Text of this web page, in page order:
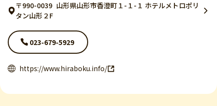
〒990-0039 山形県山形市香澄町１-１-１ ホテルメトロポリ
タン山形２F
023-679-5929
https://www.hiraboku.info/